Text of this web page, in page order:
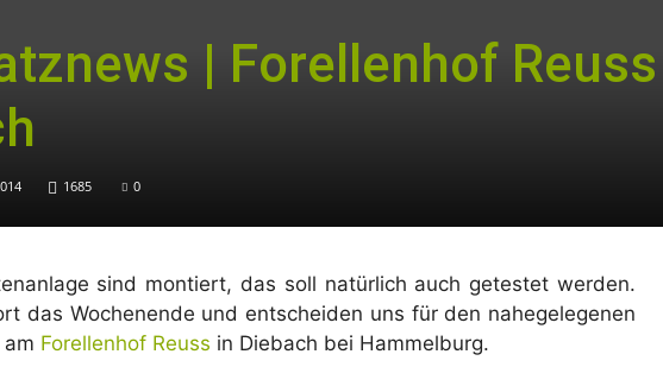
| Forellenhof
1685 0
sind montiert, das soll natürlich auch getestet werden.
das Wochenende und entscheiden uns für den nahegelegenen
Forellenhof Reuss in Diebach bei Hammelburg.